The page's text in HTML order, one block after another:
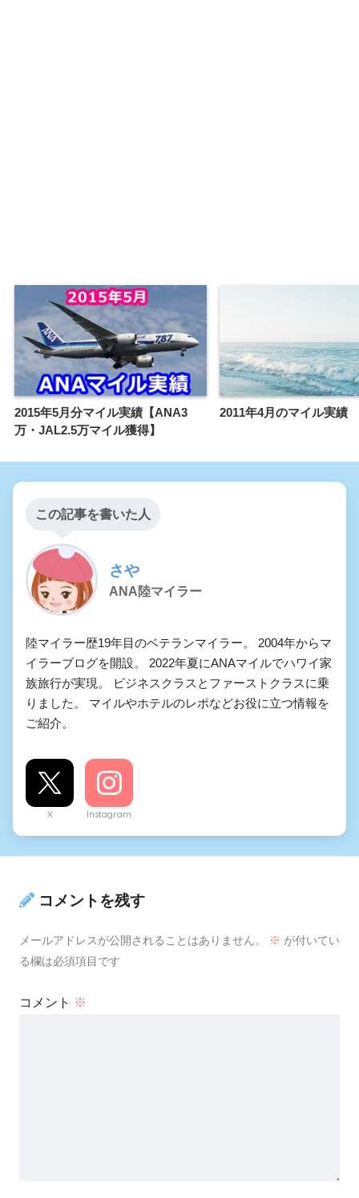
2015年5月分マイル実績【ANA3
万・JAL2.5万マイル獲得】
2011年4月のマイル実績
この記事を書いた人
さや
ANA陸マイラー
陸マイラー歴19年目のベテランマイラー。 2004年からマ
イラーブログを開設。 2022年夏にANAマイルでハワイ家
族旅行が実現。 ビジネスクラスとファーストクラスに乗
りました。 マイルやホテルのレポなどお役に立つ情報を
ご紹介。
X Instagram
コメントを残す
メールアドレスが公開されることはありません。 ※ が付いてい
る欄は必須項目です
コメント ※